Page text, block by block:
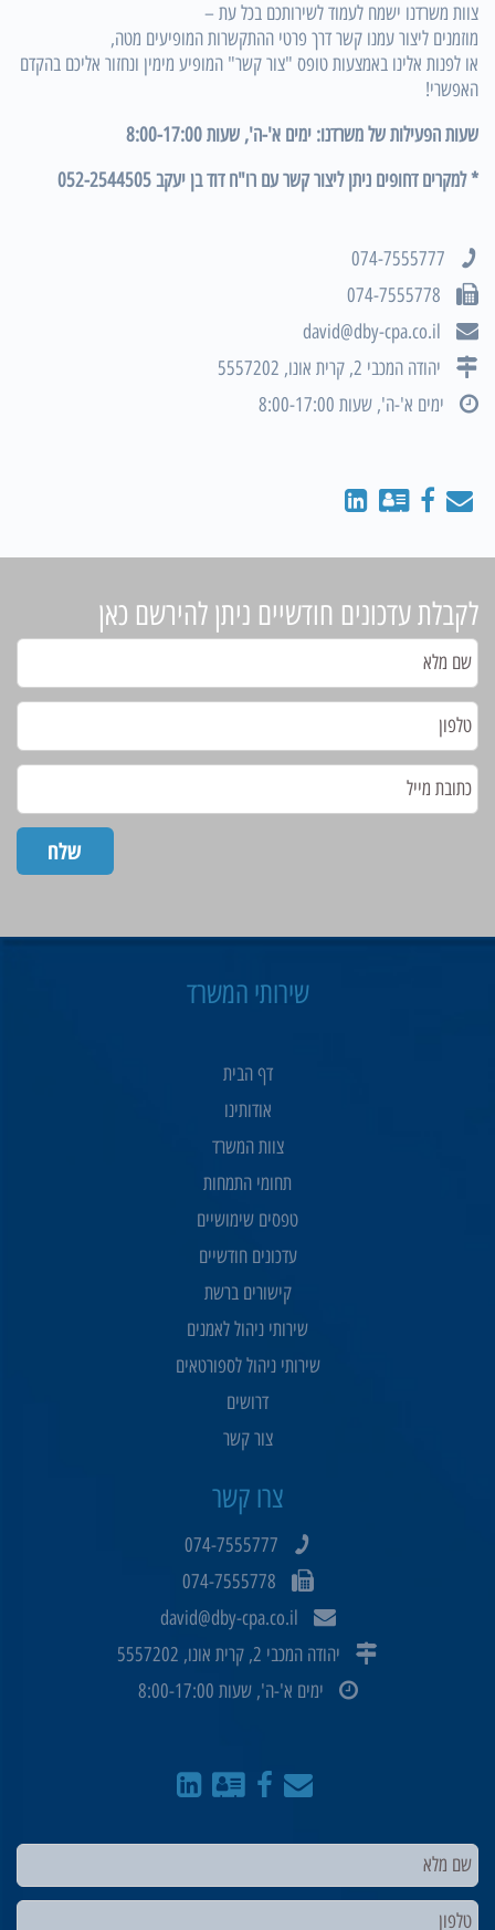
צוות משרדנו ישמח לעמוד לשירותכם בכל עת –
מוזמנים ליצור עמנו קשר דרך פרטי ההתקשרות המופיעים מטה,
או לפנות אלינו באמצעות טופס "צור קשר" המופיע מימין ונחזור אליכם בהקדם
האפשרי!
שעות הפעילות של משרדנו: ימים א'-ה', שעות 8:00-17:00
* למקרים דחופים ניתן ליצור קשר עם רו"ח דוד בן יעקב052-2544505
074-7555777
074-7555778
david@dby-cpa.co.il
יהודה המכבי 2, קרית אונו, 5557202
ימים א'-ה', שעות 8:00-17:00
לקבלת עדכונים חודשיים ניתן להירשם כאן
שירותי המשרד
דף הבית
אודותינו
צוות המשרד
תחומי התמחות
טפסים שימושיים
עדכונים חודשיים
קישורים ברשת
שירותי ניהול לאמנים
שירותי ניהול לספורטאים
דרושים
צור קשר
צרו קשר
074-7555777
074-7555778
david@dby-cpa.co.il
יהודה המכבי 2, קרית אונו, 5557202
ימים א'-ה', שעות 8:00-17:00